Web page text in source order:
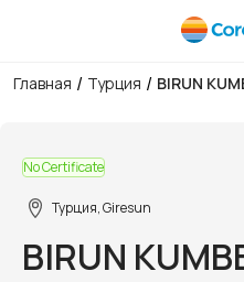
Главная / Турция / BIRUN
No Certificate
Турция, Giresun
BIRUN